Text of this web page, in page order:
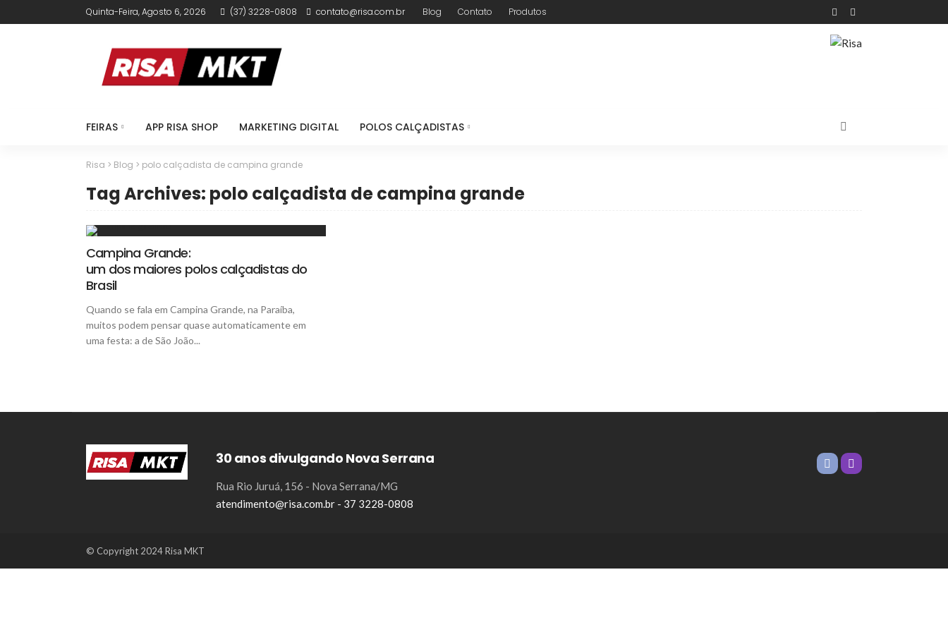
Quinta-Feira, Agosto 6, 2026 (37) 3228-0808 contato@risa.com.br Blog Contato Produtos
FEIRAS APP RISA SHOP MARKETING DIGITAL POLOS CALÇADISTAS
Risa > Blog > polo calçadista de campina grande
Tag Archives: polo calçadista de campina grande
Campina Grande:
um dos maiores polos calçadistas do
Brasil
Quando se fala em Campina Grande, na Paraíba,
muitos podem pensar quase automaticamente em
uma festa: a de São João...
30 anos divulgando Nova Serrana
Rua Rio Juruá, 156 - Nova Serrana/MG
atendimento@risa.com.br - 37 3228-0808
© Copyright 2024 Risa MKT